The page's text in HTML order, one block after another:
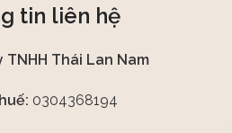
tin liên hệ
TNHH Thái Lan Nam
0304368194